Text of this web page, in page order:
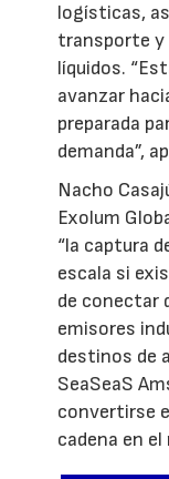
logísticas,
transporte y
líquidos.
avanzar
preparada
demanda”,
Nacho
Exolum
“la captura
escala si
de conectar
emisores
destinos de
SeaSeaS
convertirse
cadena en el